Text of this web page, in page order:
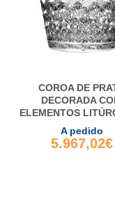
COROA DE
DECORADA
ELEMENTOS
A pedido
5.967,02€